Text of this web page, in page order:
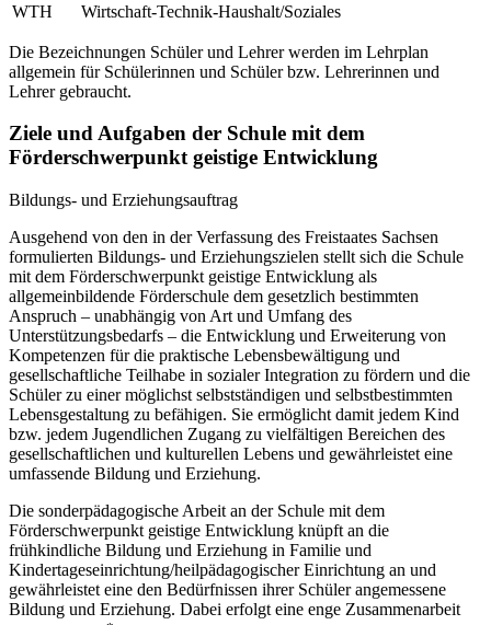
WTH
Wirtschaft-Technik-Haushalt/Soziales
Die Bezeichnungen Schüler und Lehrer werden im Lehrplan
allgemein für Schülerinnen und Schüler bzw. Lehrerinnen und
Lehrer gebraucht.
Ziele und Aufgaben der Schule mit dem
Förderschwerpunkt geistige Entwicklung
Bildungs- und Erziehungsauftrag
Ausgehend von den in der Verfassung des Freistaates Sachsen
formulierten Bildungs- und Erziehungszielen stellt sich die Schule
mit dem Förderschwerpunkt geistige Entwicklung als
allgemeinbildende Förderschule dem gesetzlich bestimmten
Anspruch – unabhängig von Art und Umfang des
Unterstützungsbedarfs – die Entwicklung und Erweiterung von
Kompetenzen für die praktische Lebensbewältigung und
gesellschaftliche Teilhabe in sozialer Integration zu fördern und die
Schüler zu einer möglichst selbstständigen und selbstbestimmten
Lebensgestaltung zu befähigen. Sie ermöglicht damit jedem Kind
bzw. jedem Jugendlichen Zugang zu vielfältigen Bereichen des
gesellschaftlichen und kulturellen Lebens und gewährleistet eine
umfassende Bildung und Erziehung.
Die sonderpädagogische Arbeit an der Schule mit dem
Förderschwerpunkt geistige Entwicklung knüpft an die
frühkindliche Bildung und Erziehung in Familie und
Kindertageseinrichtung/heilpädagogischer Einrichtung an und
gewährleistet eine den Bedürfnissen ihrer Schüler angemessene
Bildung und Erziehung. Dabei erfolgt eine enge Zusammenarbeit